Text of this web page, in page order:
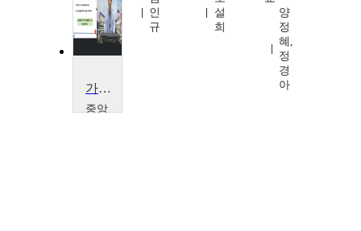
인
규
설
희
양
정
혜,
정
경
아
가족치료
중앙